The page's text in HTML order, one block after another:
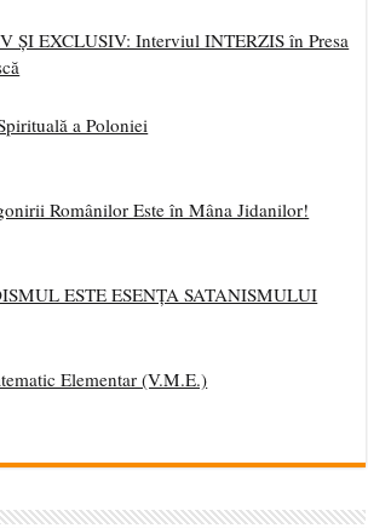
ȘI EXCLUSIV: Interviul INTERZIS în Presa
a Poloniei
Românilor Este în Mâna Jidanilor!
ESTE ESENȚA SATANISMULUI
Elementar (V.M.E.)